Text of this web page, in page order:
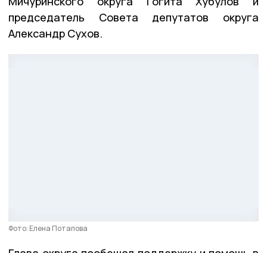
председатель Совета депутатов округа
Александр Сухов.
Фото: Елена Потапова